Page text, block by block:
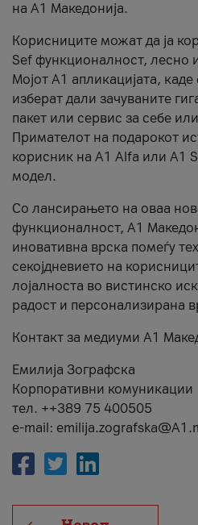
на А1 Македонија.
Корисниците можат да ја
Sef функционалност, лесно
Мојот А1 апликацијата,
изберат дали зачуваните
пакет или сервис за себе
Примателот на подарокот
корисник на А1 Alfa или A1
модел.
Со лансирањето на оваа
функционалност, А1
иновативна врска помеѓу
секојдневието на
лојалноста во вистинско
радост и персонализирана
Контакт за медиуми А1
Емилија Зографска
Корпоративни комуникации
тел. ++389 75 400505
e-mail: